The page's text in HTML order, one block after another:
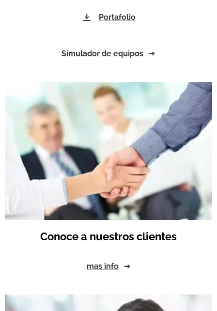
Portafolio
Simulador de equipos
Conoce a nuestros clientes
mas info